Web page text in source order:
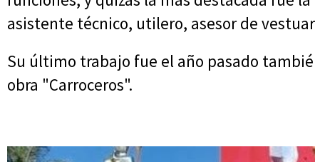
asistente técnico, utilero, asesor de
Su último trabajo fue el año pasado
obra "Carroceros".